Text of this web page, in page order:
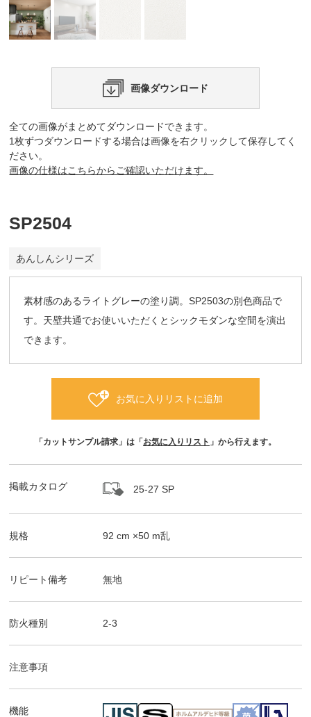
画像ダウンロード
全ての画像がまとめてダウンロードできます。
1枚ずつダウンロードする場合は画像を右クリックして保存してく
ださい。
画像の仕様はこちらからご確認いただけます。
SP2504
あんしんシリーズ
素材感のあるライトグレーの塗り調。SP2503の別色商品で
す。天壁共通でお使いいただくとシックモダンな空間を演出
できます。
お気に入りリストに追加
「カットサンプル請求」は「 お気に入りリスト 」から行えます。
掲載カタログ 25-27 SP
規格 92 cm ×50 m乱
リピート備考 無地
防火種別 2-3
注意事項
機能